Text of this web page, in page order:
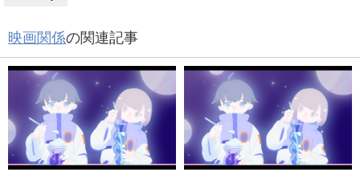
映画関係の関連記事